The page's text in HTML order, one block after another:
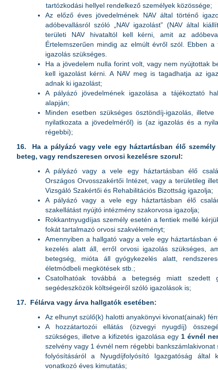
tartózkodási hellyel rendelkező személyek közössége;
Az előző éves jövedelmének NAV által történő
adóbevallásról szóló „NAV igazolást” (NAV által
területi NAV hivataltól kell kérni, amit az
Értelemszerűen mindig az elmúlt évről szól. Ebben
igazolás szükséges.
Ha a jövedelem nulla forint volt, vagy nem nyújtottak
kell igazolást kérni. A NAV meg is tagadhatja az
adnak ki igazolást;
A pályázó jövedelmének igazolása a tájékoztató
alapján;
Minden esetben szükséges ösztöndíj-igazolás,
nyilatkozata a jövedelméről) is (az igazolás és a
régebbi);
16. Ha a pályázó vagy vele egy háztartásban élő
beteg, vagy rendszeresen orvosi kezelésre szorul:
A pályázó vagy a vele egy háztartásban élő
Országos Orvosszakértői Intézet, vagy a területileg
Vizsgáló Szakértői és Rehabilitációs Bizottság igazolja;
A pályázó vagy a vele egy háztartásban élő
szakellátást nyújtó intézmény szakorvosa igazolja;
Rokkantnyugdíjas személy esetén a fentiek mellé
fokát tartalmazó orvosi szakvéleményt;
Amennyiben a hallgató vagy a vele egy háztartásban
kezelés alatt áll, erről orvosi igazolás szükséges,
betegség, mióta áll gyógykezelés alatt,
életmódbeli megkötések stb.;
Csatolhatóak továbbá a betegség miatt szedett
segédeszközök költségeiről szóló igazolások is;
17. Félárva vagy árva hallgatók esetében:
Az elhunyt szülő(k) halotti anyakönyvi kivonat(ainak)
A hozzátartozói ellátás (özvegyi nyugdíj)
szükséges, illetve a kifizetés igazolása egy 1 évnél
szelvény vagy 1 évnél nem régebbi bankszámlakivonat
folyósításáról a Nyugdíjfolyósító Igazgatóság
vonatkozó éves kimutatás;